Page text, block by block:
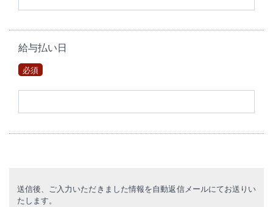
給与払い日
必須
送信後、ご入力いただきました情報を自動返信メールにてお送りい
たします。